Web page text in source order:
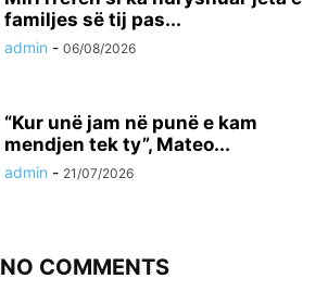
familjes së tij pas...
admin - 06/08/2026
“Kur unë jam në punë e kam
mendjen tek ty”, Mateo...
admin - 21/07/2026
NO COMMENTS